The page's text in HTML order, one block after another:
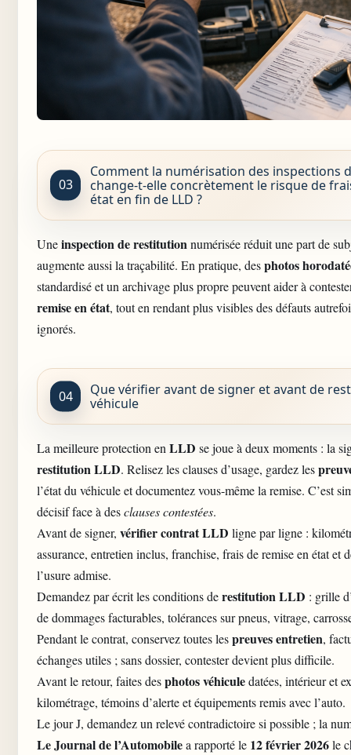
Comment la numérisation des inspections
change-t-elle concrètement le risque de
état en fin de LLD ?
Uneinspection de restitution numérisée réduit une part de
augmente aussi la traçabilité. En pratique, desphotos
standardisé et un archivage plus propre peuvent aider à
remise en état, tout en rendant plus visibles des défauts
ignorés.
Que vérifier avant de signer et avant de
véhicule
La meilleure protection en LLD se joue à deux moments : la
restitution LLD. Relisez les clauses d’usage, gardez les
l’état du véhicule et documentez vous-même la remise. C’est
décisif face à desclauses contestées.
Avant de signer, vérifier contrat LLD ligne par ligne :
assurance, entretien inclus, franchise, frais de remise en état et
l’usure admise.
Demandez par écrit les conditions derestitution LLD : grille
de dommages facturables, tolérances sur pneus, vitrage,
Pendant le contrat, conservez toutes lespreuves entretien,
échanges utiles ; sans dossier, contester devient plus difficile.
Avant le retour, faites desphotos véhiculedatées, intérieur et
kilométrage, témoins d’alerte et équipements remis avec l’auto.
Le jour J, demandez un relevé contradictoire si possible ; la
Le Journal de l’Automobilea rapporté le 12 février 2026le